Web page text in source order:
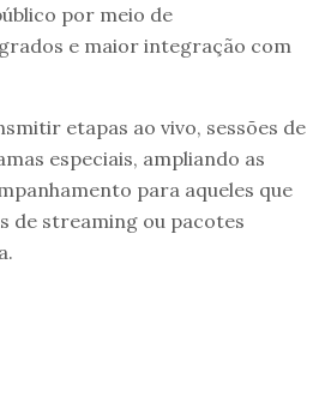
por meio de
e maior integração com
etapas ao vivo, sessões de
especiais, ampliando as
para aqueles que
de streaming ou pacotes